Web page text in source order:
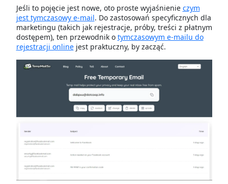
Jeśli to pojęcie jest nowe, oto proste wyjaśnienie czym
jest tymczasowy e-mail. Do zastosowań specyficznych dla
marketingu (takich jak rejestracje, próby, treści z płatnym
dostępem), ten przewodnik o tymczasowym e-mailu do
rejestracji onlinejest praktuczny, by zacząć.